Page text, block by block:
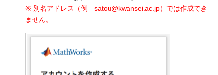
※ 別名アドレス（例：satou@kwansei.ac.jp）では作成でき
ません。